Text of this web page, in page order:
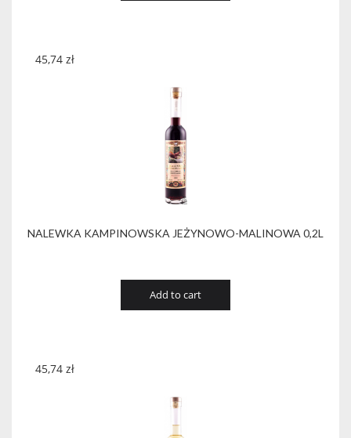
NALEWKA KAMPINOWSKA JEŻYNOWO-MALINOWA 0,2L
45,74 zł
Add to cart
45,74 zł